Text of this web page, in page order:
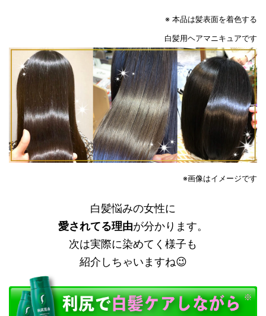
※ 本品は髪表面を着色する
白髪用ヘアマニキュアです
※画像はイメージです
白髪悩みの女性に
愛されてる理由が分かります。
次は実際に染めてく様子も
紹介しちゃいますね😉